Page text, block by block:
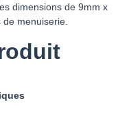
dimensions de 9mm x
menuiserie.